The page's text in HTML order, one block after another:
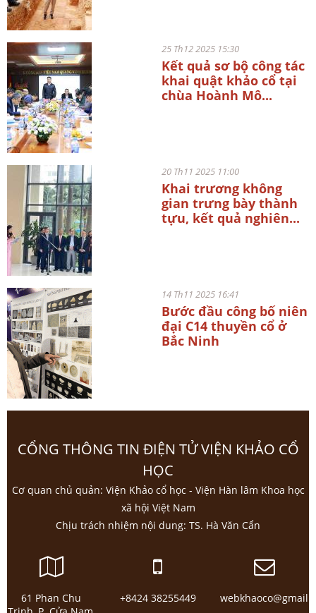
25 Th12 2025 15:30
Kết quả sơ bộ công tác
khai quật khảo cổ tại
chùa Hoành Mô...
20 Th11 2025 11:00
Khai trương không
gian trưng bày thành
tựu, kết quả nghiên...
14 Th11 2025 16:41
Bước đầu công bố niên
đại C14 thuyền cổ ở
Bắc Ninh
CỔNG THÔNG TIN ĐIỆN TỬ VIỆN KHẢO CỔ
HỌC
Cơ quan chủ quản: Viện Khảo cổ học - Viện Hàn lâm Khoa học
xã hội Việt Nam
Chịu trách nhiệm nội dung: TS. Hà Văn Cẩn
61 Phan Chu
+8424 38255449